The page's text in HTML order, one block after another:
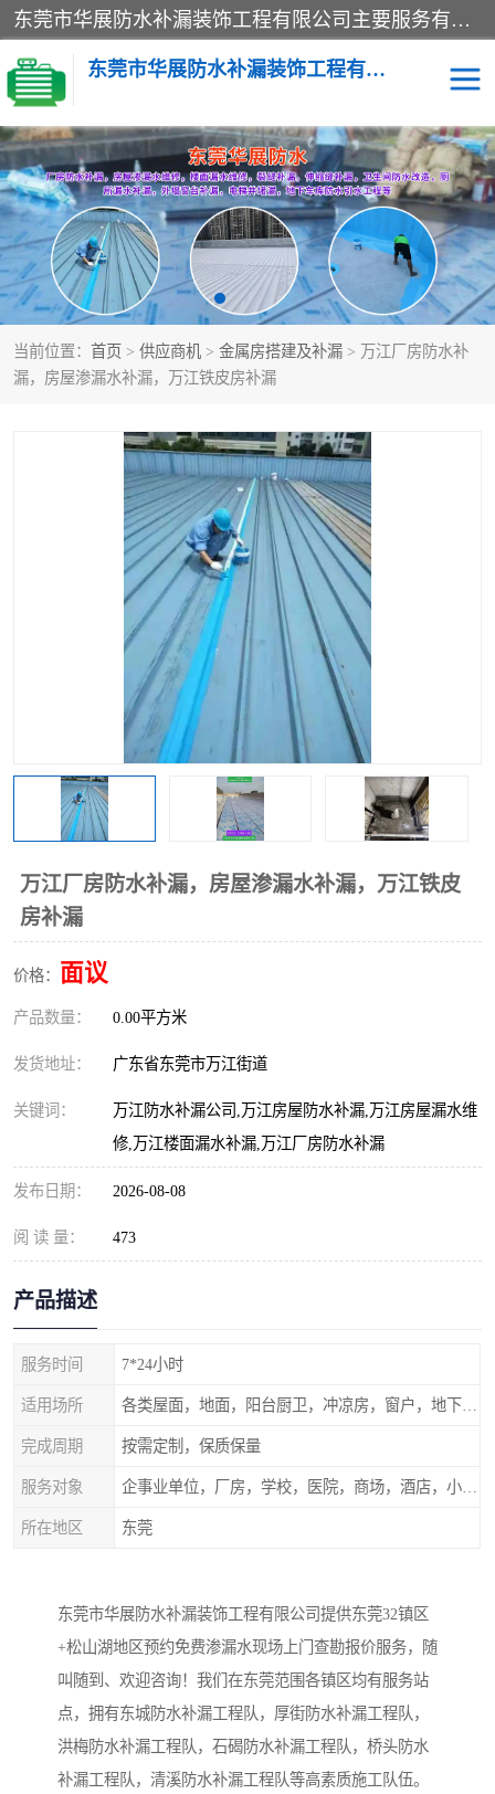
东莞市华展防水补漏装饰工程有限公司主要服务有：东莞防水补漏，东莞厂房防水补漏，东莞房屋渗漏水维修，楼面漏水维修，裂缝补漏，伸缩缝补漏，卫生间防水改造，厕所漏水补漏，外墙窗台补漏，电梯井堵漏，地下车库防水引水工程等
东莞市华展防水补漏装饰工程有限公司
当前位置： 首页 > 供应商机 > 金属房搭建及补漏 > 万江厂房防水补
漏，房屋渗漏水补漏，万江铁皮房补漏
万江厂房防水补漏，房屋渗漏水补漏，万江铁皮
房补漏
价格： 面议
产品数量： 0.00平方米
发货地址： 广东省东莞市万江街道
关键词：
万江防水补漏公司,万江房屋防水补漏,万江房屋漏水维
修,万江楼面漏水补漏,万江厂房防水补漏
发布日期： 2026-08-08
阅 读 量： 473
产品描述
服务时间 7*24小时
适用场所
完成周期 按需定制，保质保量
服务对象
所在地区 东莞
东莞市华展防水补漏装饰工程有限公司提供东莞32镇区
+松山湖地区预约免费渗漏水现场上门查勘报价服务，随
叫随到、欢迎咨询！我们在东莞范围各镇区均有服务站
点，拥有东城防水补漏工程队，厚街防水补漏工程队，
洪梅防水补漏工程队，石碣防水补漏工程队，桥头防水
补漏工程队，清溪防水补漏工程队等高素质施工队伍。
楼面防水补漏 外墙防水补漏
阳台卫生间防水补漏 地下室防水补漏
金属房搭建及补漏